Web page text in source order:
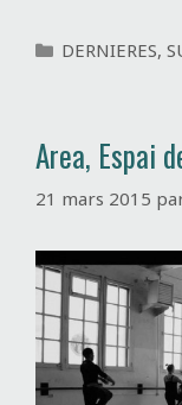
C
g
r
e
DERNIERES,
Area, Espai
21 mars 2015